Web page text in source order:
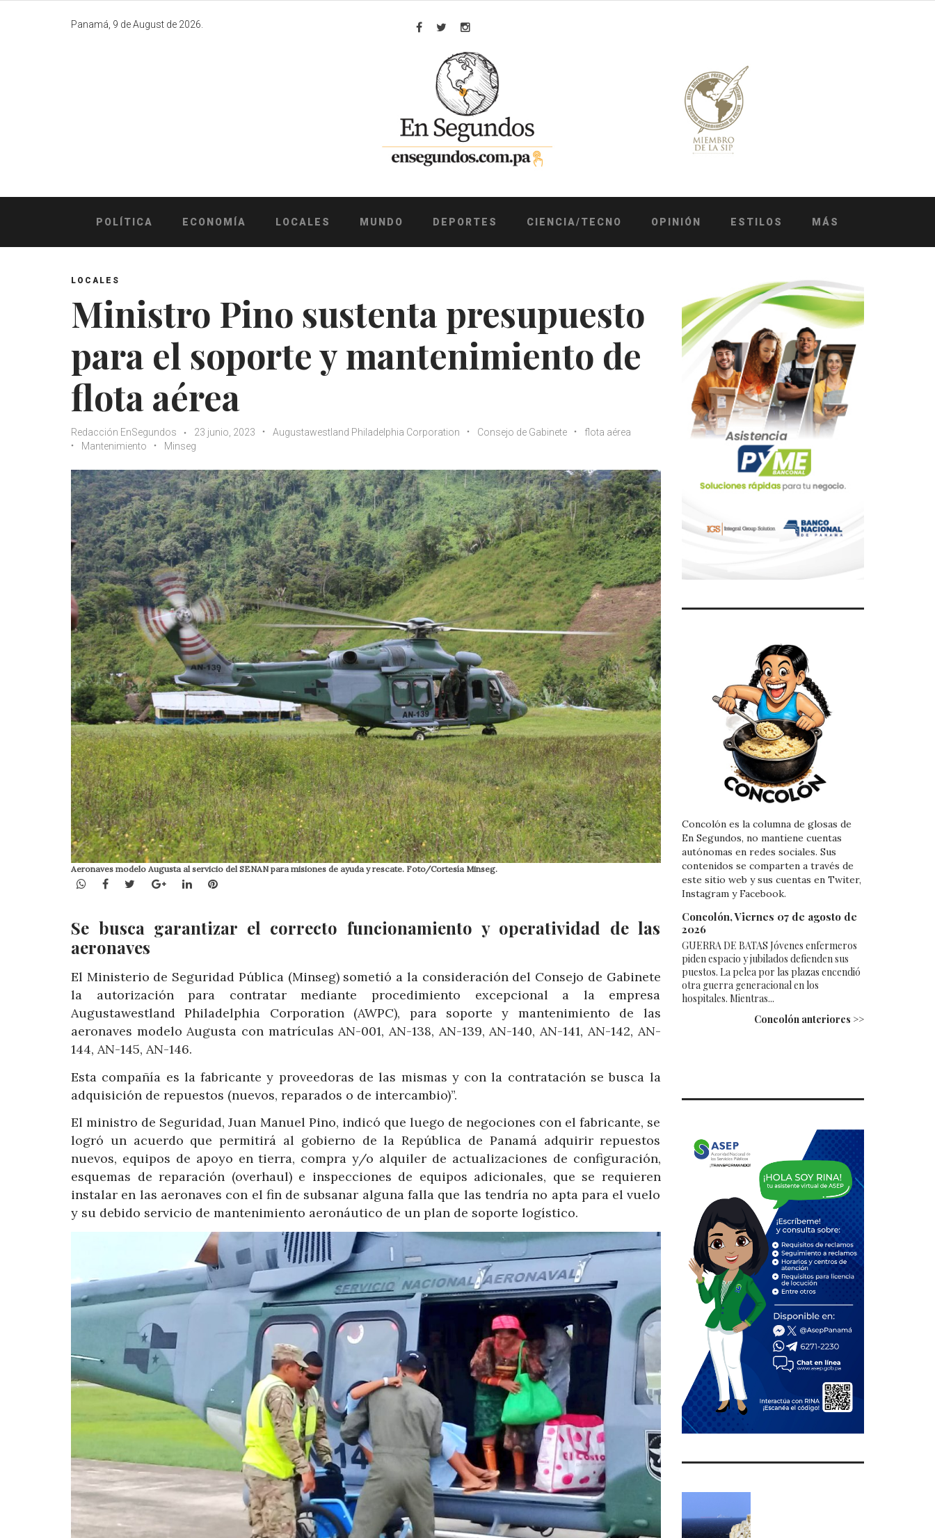
Panamá, 9 de August de 2026.
Facebook
TwitterInstagram
POLÍTICA ECONOMÍA LOCALES MUNDO DEPORTES CIENCIA/TECNO OPINIÓN ESTILOS MÁS
LOCALES
Ministro Pino sustenta presupuesto
para el soporte y mantenimiento de
flota aérea
Redacción EnSegundos 23 junio, 2023 Augustawestland Philadelphia Corporation Consejo de Gabinete
flota aérea
Mantenimiento
Minseg
Aeronaves modelo Augusta al servicio del SENAN para misiones de ayuda y rescate. Foto/Cortesía Minseg.
WhatsApp
Facebook
TwitterGoogle+LinkedInPinterest
Se busca garantizar el correcto funcionamiento y operatividad de las
aeronaves
El Ministerio de Seguridad Pública (Minseg) sometió a la consideración del Consejo de Gabinete
la autorización para contratar mediante procedimiento excepcional a la empresa
Augustawestland Philadelphia Corporation (AWPC), para soporte y mantenimiento de las
aeronaves modelo Augusta con matrículas AN-001, AN-138, AN-139, AN-140, AN-141, AN-142, AN-
144, AN-145, AN-146.
Esta compañía es la fabricante y proveedoras de las mismas y con la contratación se busca la
adquisición de repuestos (nuevos, reparados o de intercambio)”.
El ministro de Seguridad, Juan Manuel Pino, indicó que luego de negociones con el fabricante, se
logró un acuerdo que permitirá al gobierno de la República de Panamá adquirir repuestos
nuevos, equipos de apoyo en tierra, compra y/o alquiler de actualizaciones de configuración,
esquemas de reparación (overhaul) e inspecciones de equipos adicionales, que se requieren
instalar en las aeronaves con el fin de subsanar alguna falla que las tendría no apta para el vuelo
y su debido servicio de mantenimiento aeronáutico de un plan de soporte logístico.
Concolón es la columna de glosas de
En Segundos, no mantiene cuentas
autónomas en redes sociales. Sus
contenidos se comparten a través de
este sitio web y sus cuentas en Twiter,
Instagram y Facebook.
Concolón, Viernes 07 de agosto de
2026
GUERRA DE BATAS Jóvenes enfermeros
piden espacio y jubilados defienden sus
puestos. La pelea por las plazas encendió
otra guerra generacional en los
hospitales. Mientras...
Concolón anteriores >>